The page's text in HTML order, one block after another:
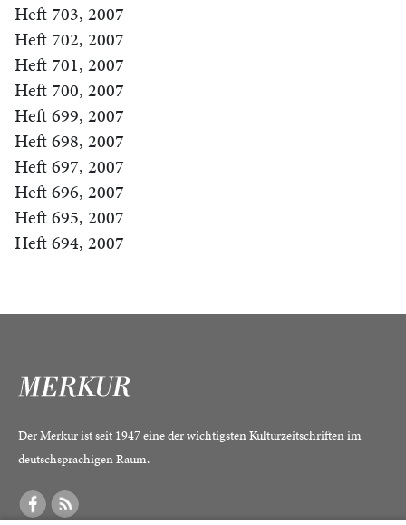
Heft 703, 2007
Heft 702, 2007
Heft 701, 2007
Heft 700, 2007
Heft 699, 2007
Heft 698, 2007
Heft 697, 2007
Heft 696, 2007
Heft 695, 2007
Heft 694, 2007
Der Merkur ist seit 1947 eine der wichtigsten Kulturzeitschriften im
deutschsprachigen Raum.